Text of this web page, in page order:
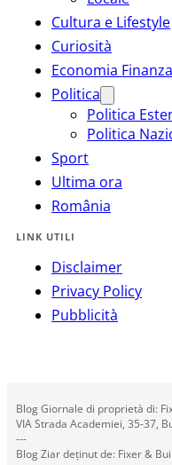
Cultura e Lifestyle
Curiosità
Economia Finanza
Politica
Politica
Politica
Sport
Ultima ora
România
LINK UTILI
Disclaimer
Privacy Policy
Pubblicità
Blog Giornale di proprietà di:
VIA Strada Academiei, 35-37,
---
Blog Ziar deținut de: Fixer &